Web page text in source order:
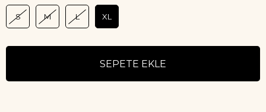
S M L XL